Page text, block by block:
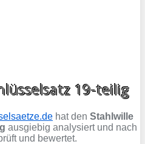
19-teilig
hat den Stahlwille
ausgiebig analysiert und nach
und bewertet.